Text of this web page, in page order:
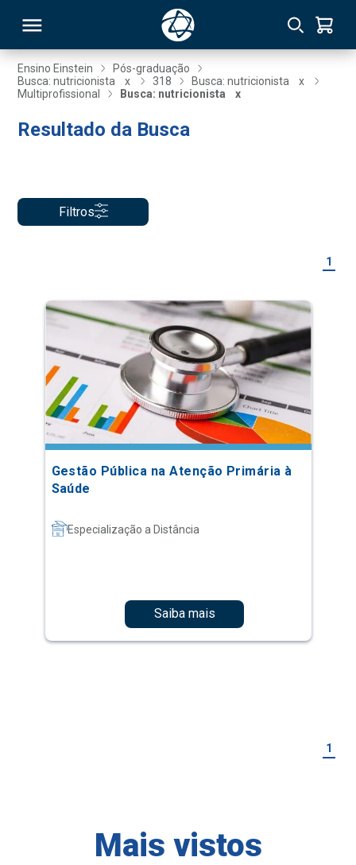
Ensino Einstein
Pós-graduação
Busca: nutricionista
x 318 Busca: nutricionista
x
Multiprofissional
Busca: nutricionista x
Resultado da Busca
Filtros
1
Gestão Pública na Atenção Primária à
Saúde
Especialização a Distância
Saiba mais
1
Mais vistos